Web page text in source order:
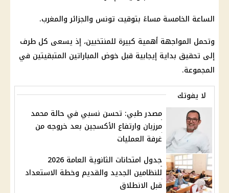
الساعة الخامسة مساءً بتوقيت تونس والجزائر والمغرب.
وتحمل المواجهة أهمية كبيرة للمنتخبين، إذ يسعى كل طرف
إلى تحقيق بداية إيجابية قبل خوض المباراتين المتبقيتين في
المجموعة.
لا يفوتك
مصدر طبي: تحسن نسبي في حالة محمد
مرزبان وارتفاع الأكسجين بعد خروجه من
غرفة العمليات
جدول امتحانات الثانوية العامة 2026
للنظامين الجديد والقديم وخطة الاستعداد
قبل الانطلاق